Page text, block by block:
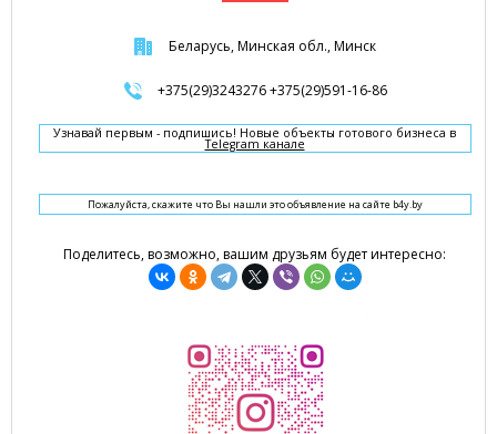
Беларусь, Минская обл., Минск
+375(29)3243276 +375(29)591-16-86
Узнавай первым - подпишись! Новые объекты готового бизнеса в
Telegram канале
Пожалуйста, скажите что Вы нашли это объявление на сайте b4y.by
Поделитесь, возможно, вашим друзьям будет интересно: